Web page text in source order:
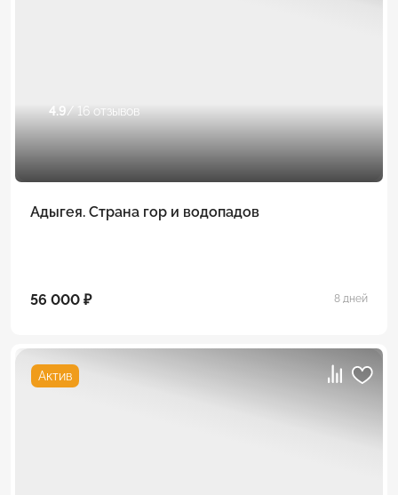
4.9/ 16 отзывов
Адыгея. Страна гор и водопадов
56 000 ₽ 8 дней
Актив